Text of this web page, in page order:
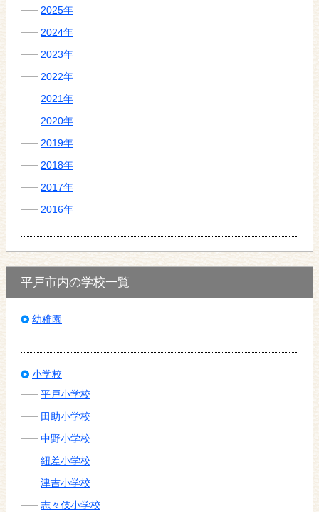
2025年
2024年
2023年
2022年
2021年
2020年
2019年
2018年
2017年
2016年
平戸市内の学校一覧
幼稚園
小学校
平戸小学校
田助小学校
中野小学校
紐差小学校
津吉小学校
志々伎小学校